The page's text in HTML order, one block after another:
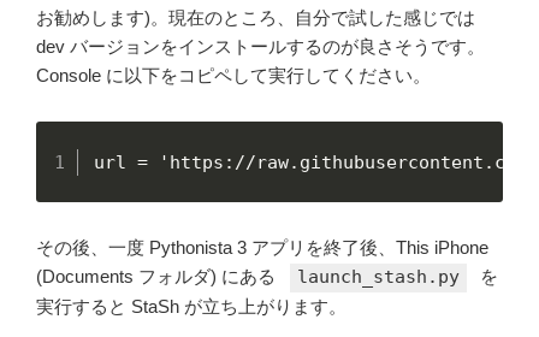
お勧めします)。現在のところ、自分で試した感じでは
dev バージョンをインストールするのが良さそうです。
Console に以下をコピペして実行してください。
url = 'https://
その後、一度 Pythonista 3 アプリを終了後、This iPhone
(Documents フォルダ) にある
launch_stash.py
を
実行すると StaSh が立ち上がります。